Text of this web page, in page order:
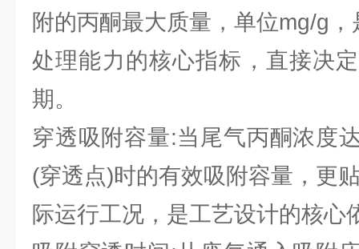
附的丙酮最大质量，单位mg/g
处理能力的核心指标，直接决
期。
穿透吸附容量:当尾气丙酮浓度
(穿透点)时的有效吸附容量，更
际运行工况，是工艺设计的核心